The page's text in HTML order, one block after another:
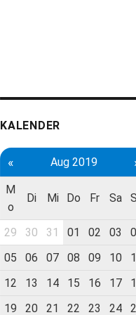
KALENDER
« Aug 2019
M
o
Di Mi Do Fr Sa
29 30 31 01 02 03
05
06 07 08 09 10
12
13 14 15 16 17
19
20 21 22 23 24